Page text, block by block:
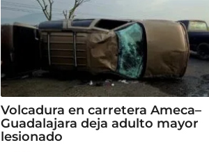
Volcadura en carretera Ameca–
Guadalajara deja adulto mayor
lesionado